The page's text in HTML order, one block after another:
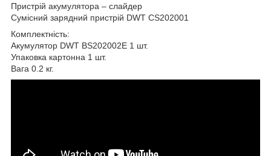
Пристрій акумулятора – слайдер
Сумісний зарядний пристрій DWT CS202001
Комплектність:
Акумулятор DWT BS202002E 1 шт.
Упаковка картонна 1 шт.
Вага 0.2 кг.